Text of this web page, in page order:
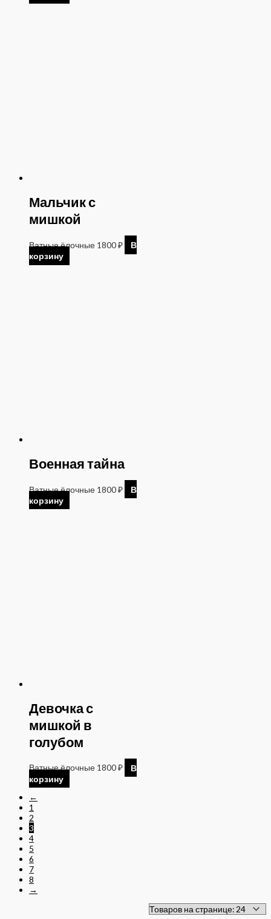
Мальчик с
мишкой
Ватные ёлочные 1800₽
В
корзину
Военная тайна
Ватные ёлочные 1800₽
В
корзину
Девочка с
мишкой в
голубом
Ватные ёлочные 1800₽
В
корзину
←
1
2
3
4
5
6
7
8
→